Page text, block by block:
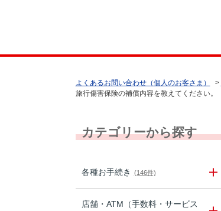
よくあるお問い合わせ（個人のお客さま） >
旅行傷害保険の補償内容を教えてください。
カテゴリーから探す
各種お手続き (146件)
店舗・ATM（手数料・サービス